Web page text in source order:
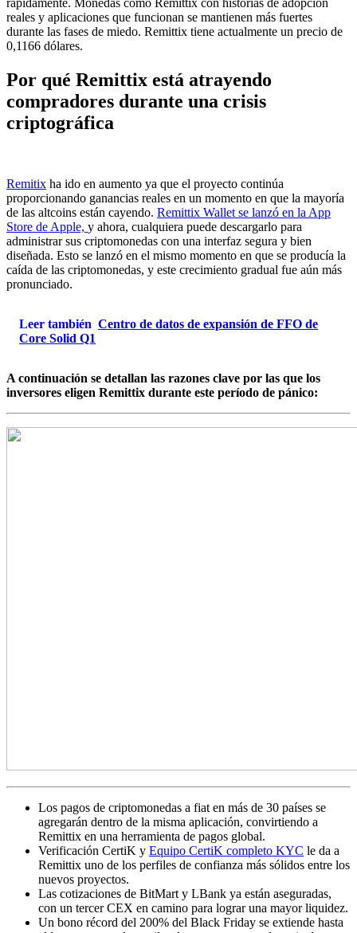
rápidamente. Monedas como Remittix con historias de adopción
reales y aplicaciones que funcionan se mantienen más fuertes
durante las fases de miedo. Remittix tiene actualmente un precio de
0,1166 dólares.
Por qué Remittix está atrayendo
compradores durante una crisis
criptográfica
Remitix ha ido en aumento ya que el proyecto continúa
proporcionando ganancias reales en un momento en que la mayoría
de las altcoins están cayendo. Remittix Wallet se lanzó en la App
Store de Apple, y ahora, cualquiera puede descargarlo para
administrar sus criptomonedas con una interfaz segura y bien
diseñada. Esto se lanzó en el mismo momento en que se producía la
caída de las criptomonedas, y este crecimiento gradual fue aún más
pronunciado.
Leer también Centro de datos de expansión de FFO de
Core Solid Q1
A continuación se detallan las razones clave por las que los
inversores eligen Remittix durante este período de pánico:
Los pagos de criptomonedas a fiat en más de 30 países se
agregarán dentro de la misma aplicación, convirtiendo a
Remittix en una herramienta de pagos global.
Verificación CertiK y Equipo CertiK completo KYC le da a
Remittix uno de los perfiles de confianza más sólidos entre los
nuevos proyectos.
Las cotizaciones de BitMart y LBank ya están aseguradas,
con un tercer CEX en camino para lograr una mayor liquidez.
Un bono récord del 200% del Black Friday se extiende hasta